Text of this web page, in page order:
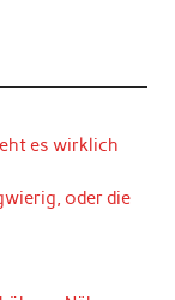
es wirklich
oder die